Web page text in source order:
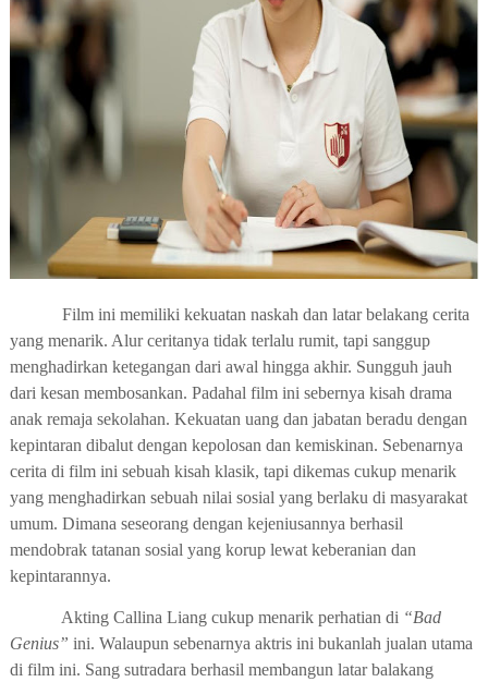
Film ini memiliki kekuatan naskah dan latar belakang cerita
yang menarik. Alur ceritanya tidak terlalu rumit, tapi sanggup
menghadirkan ketegangan dari awal hingga akhir. Sungguh jauh
dari kesan membosankan. Padahal film ini sebernya kisah drama
anak remaja sekolahan. Kekuatan uang dan jabatan beradu dengan
kepintaran dibalut dengan kepolosan dan kemiskinan. Sebenarnya
cerita di film ini sebuah kisah klasik, tapi dikemas cukup menarik
yang menghadirkan sebuah nilai sosial yang berlaku di masyarakat
umum. Dimana seseorang dengan kejeniusannya berhasil
mendobrak tatanan sosial yang korup lewat keberanian dan
kepintarannya.
Akting Callina Liang cukup menarik perhatian di “Bad
Genius” ini. Walaupun sebenarnya aktris ini bukanlah jualan utama
di film ini. Sang sutradara berhasil membangun latar balakang